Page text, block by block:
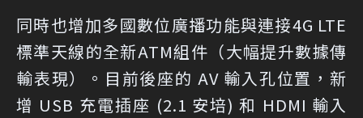
同時也增加多國數位廣播功能與連接4G LTE
標準天線的全新ATM組件（大幅提升數據傳
輸表現）。目前後座的 AV 輸入孔位置，新
增 USB 充電插座 (2.1 安培) 和 HDMI 輸入